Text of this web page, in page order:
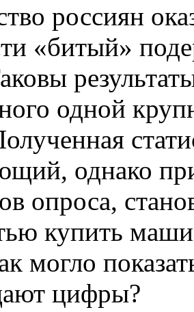
россиян
«битый»
одной
однако
опроса,
купить
могло
цифры?